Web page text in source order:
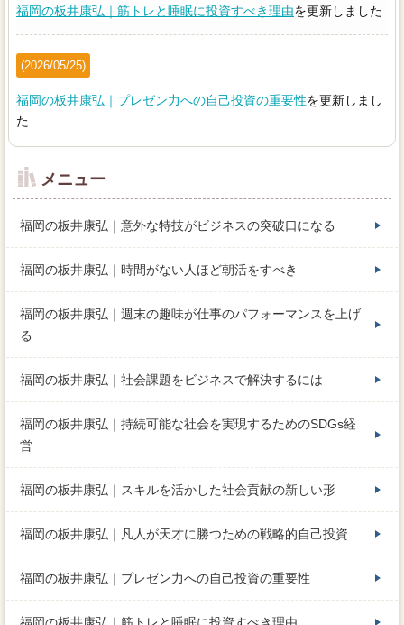
福岡の板井康弘｜筋トレと睡眠に投資すべき理由を更新しました
(2026/05/25)
福岡の板井康弘｜プレゼン力への自己投資の重要性を更新しまし
た
メニュー
福岡の板井康弘｜意外な特技がビジネスの突破口になる
福岡の板井康弘｜時間がない人ほど朝活をすべき
福岡の板井康弘｜週末の趣味が仕事のパフォーマンスを上げ
る
福岡の板井康弘｜社会課題をビジネスで解決するには
福岡の板井康弘｜持続可能な社会を実現するためのSDGs経
営
福岡の板井康弘｜スキルを活かした社会貢献の新しい形
福岡の板井康弘｜凡人が天才に勝つための戦略的自己投資
福岡の板井康弘｜プレゼン力への自己投資の重要性